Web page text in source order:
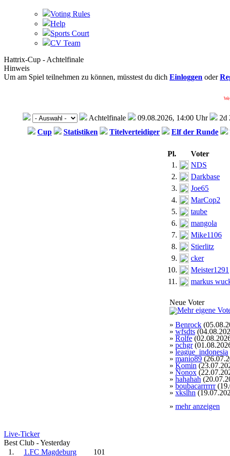
Voting Rules
Help
Sports Court
CV Team
Hattrix-Cup - Achtelfinale
Hinweis
Um am Spiel teilnehmen zu können, müsstest du dich Einloggen oder
Achtelfinale 09.08.2026, 14:00 Uhr
2d
Cup
Statistiken Titelverteidiger Elf der Runde
Pl. Voter
1.
NDS
2.
Darkbase
3.
Joe65
4.
MarCop2
5.
taube
6.
mangola
7.
Mike1106
8.
Stierlitz
9.
cker
10.
Meister1291
11.
markus
Neue Voter
» Benrock
» wfsdts
» Rolfe
» pchgr
» league_indonesia
» manio89
» Komin
» Nonox
» hahahah
» boubacarrrrrr
» xkslhn
» mehr anzeigen
Live-Ticker
Best Club - Yesterday
1.
1.FC Magdeburg 101